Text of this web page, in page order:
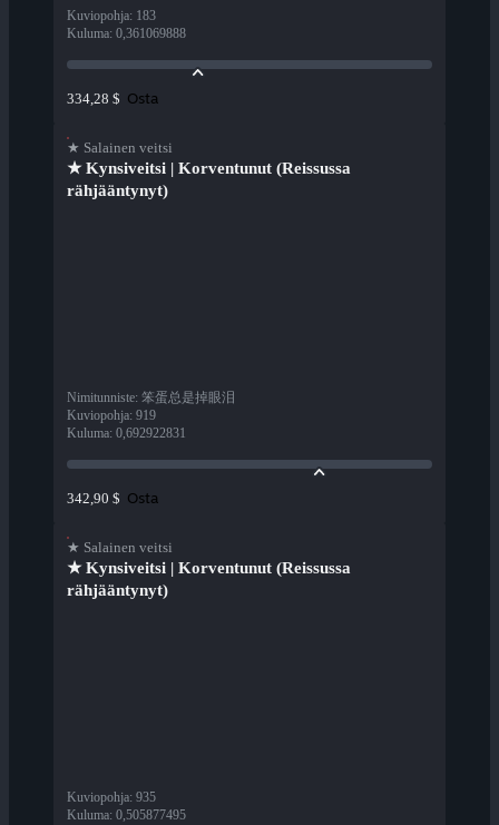
Kuviopohja: 183
Kuluma: 0,361069888
334,28 $ Osta
★ Salainen veitsi
★ Kynsiveitsi | Korventunut (Reissussa
rähjääntynyt)
Nimitunniste: 笨蛋总是掉眼泪
Kuviopohja: 919
Kuluma: 0,692922831
342,90 $ Osta
★ Salainen veitsi
★ Kynsiveitsi | Korventunut (Reissussa
rähjääntynyt)
Kuviopohja: 935
Kuluma: 0,505877495